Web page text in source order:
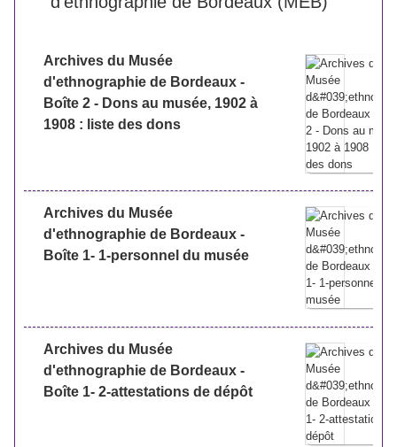
Archives du Musée
d'ethnographie de Bordeaux -
Boîte 2 - Dons au musée, 1902 à
1908 : liste des dons
Archives du Musée
d'ethnographie de Bordeaux -
Boîte 1- 1-personnel du musée
Archives du Musée
d'ethnographie de Bordeaux -
Boîte 1- 2-attestations de dépôt